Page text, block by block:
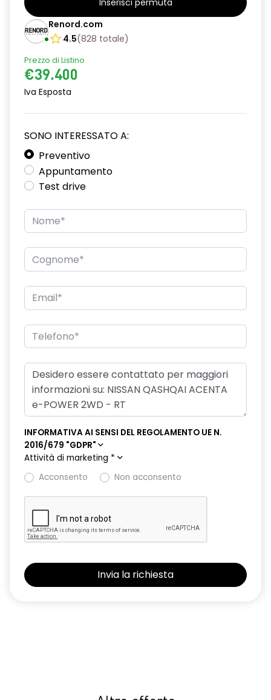
Inserisci permuta
Renord.com
4.5(828 totale)
Prezzo di Listino
€39.400
Iva Esposta
SONO INTERESSATO A:
Preventivo
Appuntamento
Test drive
INFORMATIVA AI SENSI DEL REGOLAMENTO UE N.
2016/679 "GDPR"
Attività di marketing *
Acconsento
Non acconsento